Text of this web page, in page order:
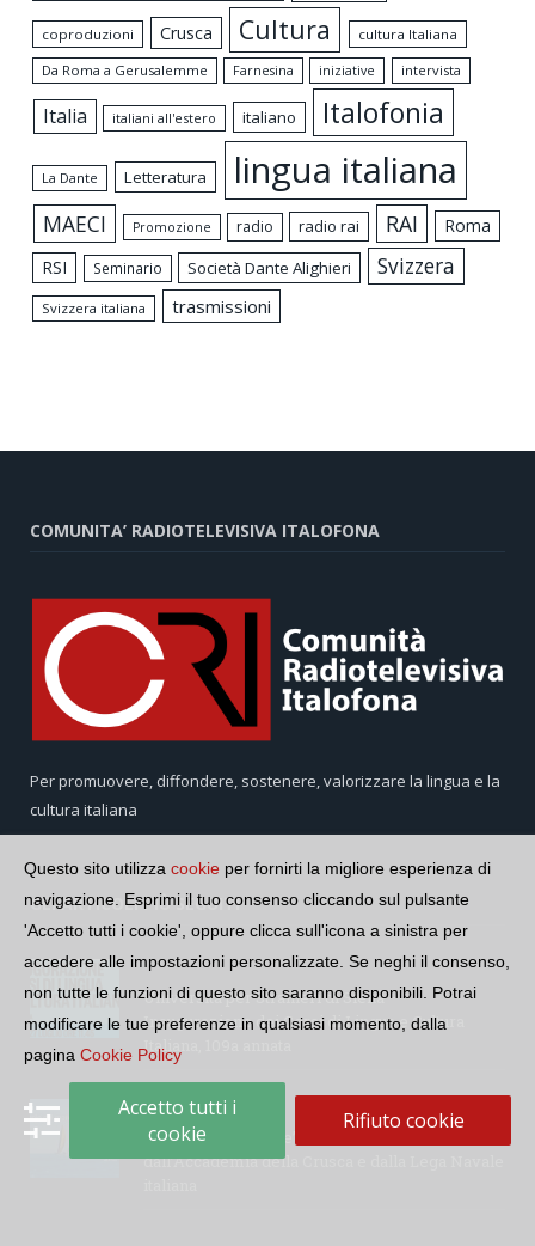
coproduzioni Crusca Cultura
cultura Italiana
Da Roma a Gerusalemme
Farnesina iniziative intervista
Italia italiani all'estero italiano Italofonia
La Dante Letteratura lingua italiana
MAECI Promozione radio radio rai RAI
Roma
RSI
Seminario Società Dante Alighieri Svizzera
Svizzera italiana trasmissioni
COMUNITA’ RADIOTELEVISIVA ITALOFONA
Per promuovere, diffondere, sostenere, valorizzare la lingua e la
cultura italiana
GLI ARTICOLI PIÙ SEGUITI
Università per Stranieri di Siena –
Inaugurazione dei Corsi di Lingua e Cultura
Italiana, 109a annata
“Le parole del mare”: la serie di video ideata
dall’Accademia della Crusca e dalla Lega Navale
Questo sito utilizza cookie per fornirti la migliore esperienza di
navigazione. Esprimi il tuo consenso cliccando sul pulsante
'Accetto tutti i cookie', oppure clicca sull'icona a sinistra per
accedere alle impostazioni personalizzate. Se neghi il consenso,
non tutte le funzioni di questo sito saranno disponibili. Potrai
modificare le tue preferenze in qualsiasi momento, dalla
pagina Cookie Policy
Accetto tutti i
cookie
Rifiuto cookie